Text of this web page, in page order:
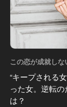
この恋が成就し
“キープされる
った女。逆転
は？